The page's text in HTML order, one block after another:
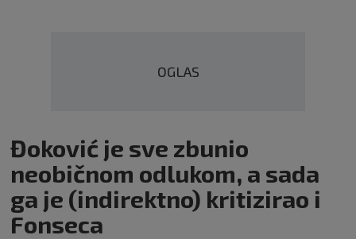
OGLAS
Đoković je sve zbunio
neobičnom odlukom, a sada
ga je (indirektno) kritizirao i
Fonseca